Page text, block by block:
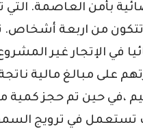
بأمن العاصمة.
في الإتجار غير
على مبالغ مالية
تستعمل في ترويج